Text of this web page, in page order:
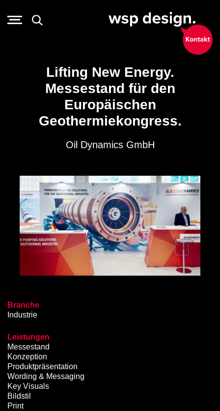
Lifting New Energy.
Messestand für den
Europäischen
Geothermiekongress.
Oil Dynamics GmbH
Branche
Industrie
Leistungen
Messestand
Konzeption
Produktpräsentation
Wording & Messaging
Key Visuals
Bildstil
Print